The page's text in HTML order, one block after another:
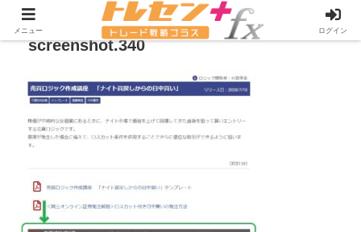
screenshot.340
メニュー ログイン